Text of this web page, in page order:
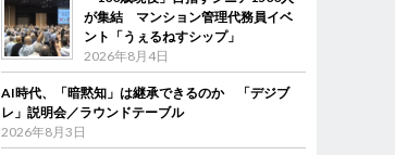
が集結 マンション管理代務員イベ
ント「うぇるねすシップ」
2026年8月4日
AI時代、「暗黙知」は継承できるのか 「デジブ
レ」説明会／ラウンドテーブル
2026年8月3日